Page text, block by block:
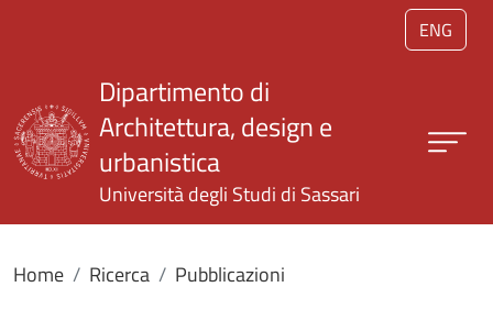
Salta al contenuto principale
ENG
Dipartimento di
Architettura, design e
urbanistica
Università degli Studi di Sassari
Home Ricerca Pubblicazioni